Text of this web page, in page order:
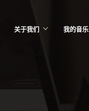
关于我们 我的音乐